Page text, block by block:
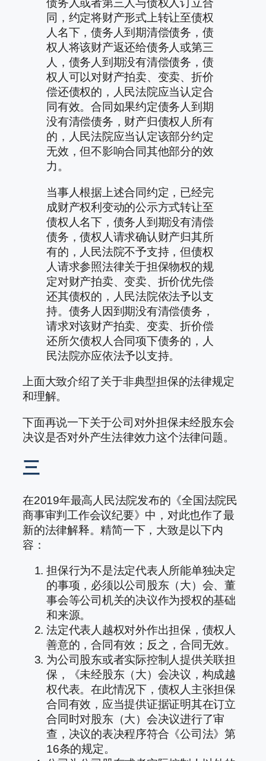
债务人或者第三人与债权人订立合
同，约定将财产形式上转让至债权
人名下，债务人到期清偿债务，债
权人将该财产返还给债务人或第三
人，债务人到期没有清偿债务，债
权人可以对财产拍卖、变卖、折价
偿还债权的，人民法院应当认定合
同有效。合同如果约定债务人到期
没有清偿债务，财产归债权人所有
的，人民法院应当认定该部分约定
无效，但不影响合同其他部分的效
力。
当事人根据上述合同约定，已经完
成财产权利变动的公示方式转让至
债权人名下，债务人到期没有清偿
债务，债权人请求确认财产归其所
有的，人民法院不予支持，但债权
人请求参照法律关于担保物权的规
定对财产拍卖、变卖、折价优先偿
还其债权的，人民法院依法予以支
持。债务人因到期没有清偿债务，
请求对该财产拍卖、变卖、折价偿
还所欠债权人合同项下债务的，人
民法院亦应依法予以支持。
上面大致介绍了关于非典型担保的法律规定
和理解。
下面再说一下关于公司对外担保未经股东会
决议是否对外产生法律效力这个法律问题。
三
在2019年最高人民法院发布的《全国法院民
商事审判工作会议纪要》中，对此也作了最
新的法律解释。精简一下，大致是以下内
容：
担保行为不是法定代表人所能单独决定
的事项，必须以公司股东（大）会、董
事会等公司机关的决议作为授权的基础
和来源。
法定代表人越权对外作出担保，债权人
善意的，合同有效；反之，合同无效。
为公司股东或者实际控制人提供关联担
保，《未经股东（大）会决议，构成越
权代表。在此情况下，债权人主张担保
合同有效，应当提供证据证明其在订立
合同时对股东（大）会决议进行了审
查，决议的表决程序符合《公司法》第
16条的规定。